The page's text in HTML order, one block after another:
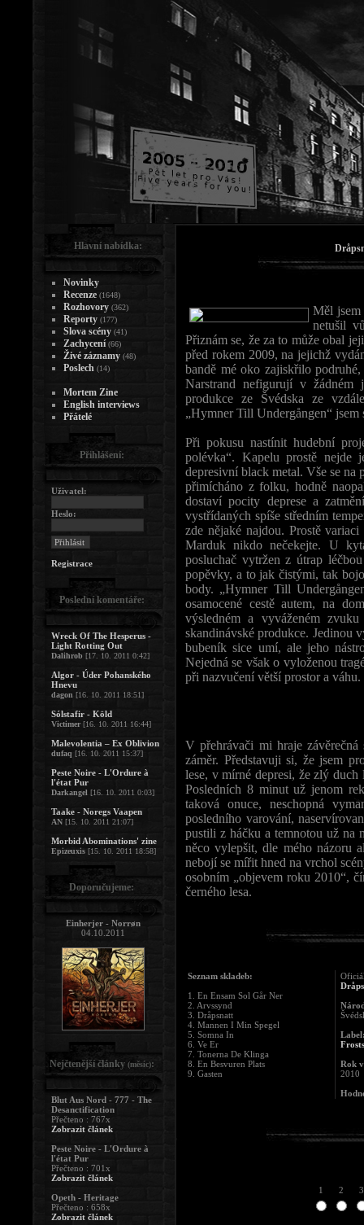
Měl jsem
netušil
Přiznám se, že za to může obal
před rokem 2009, na jejichž
bandě mé oko zajiskřilo
Narstrand nefigurují v
produkce ze Švédska ze
„Hymner Till Undergången“
Při pokusu nastínit hudební
polévka“. Kapelu prostě nejde
depresivní black metal. Vše se na
přimícháno z folku, hodně
dostaví pocity deprese a
vystřídaných spíše středním
zde nějaké najdou. Prostě
Marduk nikdo nečekejte. U
posluchač vytržen z útrap
popěvky, a to jak čistými, tak
body. „Hymner Till
osamocené cestě autem, na
výsledném a vyváženém
skandinávské produkce. Jedinou
bubeník sice umí, ale jeho
Nejedná se však o vyloženou
při nazvučení větší prostor a váhu.
V přehrávači mi hraje
záměr. Představuji si, že jsem
lese, v mírné depresi, že zlý
Posledních 8 minut už jenom
taková onuce, neschopná
posledního varování,
pustili z háčku a temnotou už na
něco vylepšit, dle mého názoru
nebojí se mířit hned na vrchol
osobním „objevem roku 2010“,
černého lesa.
Seznam skladeb:
1. En Ensam Sol Går Ner
2. Arvssynd
3. Dråpsnatt
4. Mannen I Min Spegel
5. Somna In
6. Ve Er
7. Tonerna De Klinga
8. En Besvuren Plats
9. Gasten
Rok
2010
1 2 3
Hlavní nabídka:
Novinky
Recenze (1648)
Rozhovory (362)
Reporty (177)
Slova scény (41)
Zachycení (66)
Živé záznamy (48)
Poslech (14)
Mortem Zine
English interviews
Přátelé
Přihlášení:
Uživatel:
Heslo:
Registrace
Poslední komentáře:
Wreck Of The Hesperus -
Light Rotting Out
Dalihrob [17. 10. 2011 0:42]
Algor - Úder Pohanského
Hnevu
dagon [16. 10. 2011 18:51]
Sólstafir - Köld
Victimer[16. 10. 2011 16:44]
Malevolentia – Ex Oblivion
dufaq [16. 10. 2011 15:37]
Peste Noire - L'Ordure à
l'état Pur
Darkangel [16. 10. 2011 0:03]
Taake - Noregs Vaapen
AN [15. 10. 2011 21:07]
Morbid Abominations' zine
Epizeuxis [15. 10. 2011 18:58]
Doporučujeme:
Einherjer - Norrøn
04.10.2011
Nejčtenější články (měsíc):
Blut Aus Nord - 777 - The
Desanctification
Přečteno : 767x
Zobrazit článek
Peste Noire - L'Ordure à
l'état Pur
Přečteno : 701x
Zobrazit článek
Opeth - Heritage
Přečteno : 658x
Zobrazit článek